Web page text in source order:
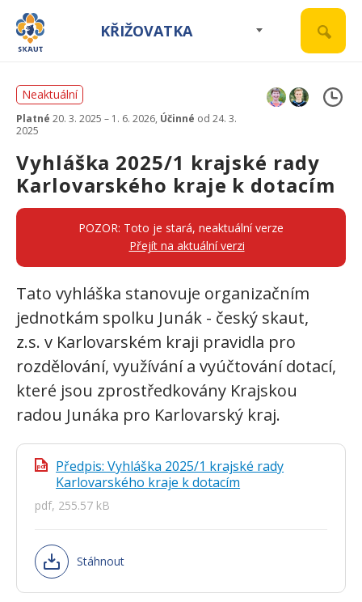
KŘIŽOVATKA
Neaktuální
Platné 20. 3. 2025 – 1. 6. 2026, Účinné od 24. 3.
2025
Vyhláška 2025/1 krajské rady
Karlovarského kraje k dotacím
POZOR: Toto je stará, neaktuální verze
Přejít na aktuální verzi
Tato vyhláška stanovuje organizačním
jednotkám spolku Junák - český skaut,
z.s. v Karlovarském kraji pravidla pro
rozdělování, využívání a vyúčtování dotací,
které jsou zprostředkovány Krajskou
radou Junáka pro Karlovarský kraj.
pdf
Předpis: Vyhláška 2025/1 krajské rady
Karlovarského kraje k dotacím
pdf, 255.57 kB
Stáhnout